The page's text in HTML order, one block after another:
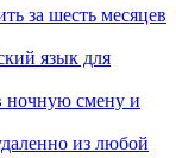
за шесть месяцев
язык для
ночную смену и
из любой